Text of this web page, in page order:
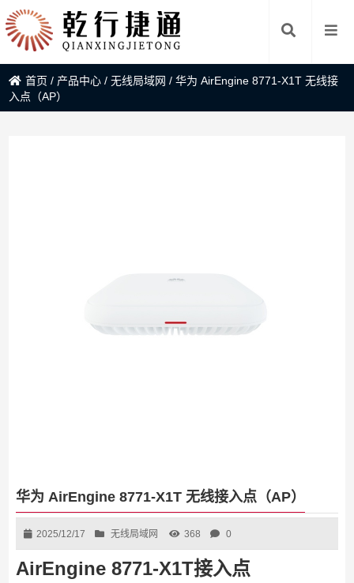
首页 / 产品中心 /无线局域网 /华为 AirEngine 8771-X1T 无线接
入点（AP）
华为 AirEngine 8771-X1T 无线接入点（AP）
2025/12/17 无线局域网 368 0
AirEngine 8771-X1T接入点